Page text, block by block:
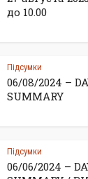
до 10.00
Підсумки
06/08/2024 –
SUMMARY
Підсумки
06/06/2024 –